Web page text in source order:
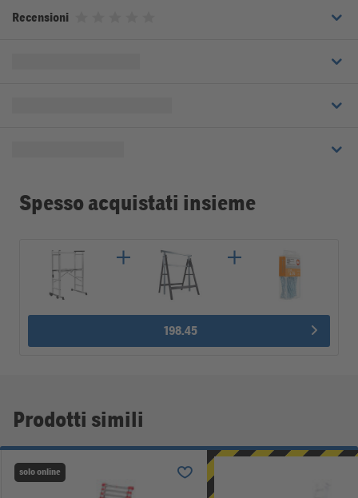
Recensioni
Spesso acquistati insieme
198.45
Prodotti simili
solo online